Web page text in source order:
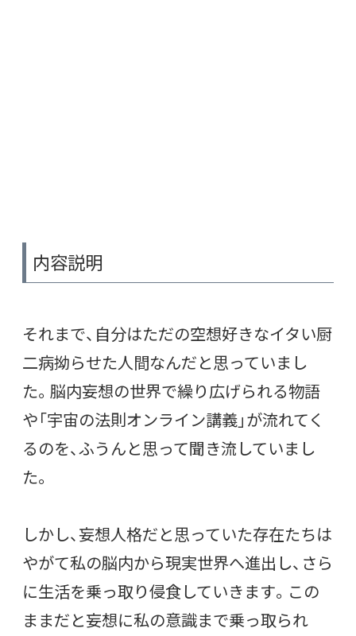
内容説明
それまで、自分はただの空想好きなイタい厨
二病拗らせた人間なんだと思っていまし
た。脳内妄想の世界で繰り広げられる物語
や「宇宙の法則オンライン講義」が流れてく
るのを、ふうんと思って聞き流していまし
た。
しかし、妄想人格だと思っていた存在たちは
やがて私の脳内から現実世界へ進出し、さら
に生活を乗っ取り侵食していきます。この
ままだと妄想に私の意識まで乗っ取られ